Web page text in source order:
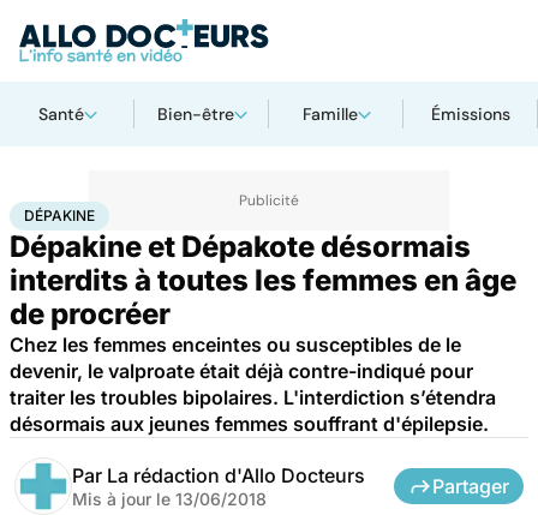
Santé Bien-être Famille Émissions
AccueilSanté
DÉPAKINE
Dépakine et Dépakote désormais
interdits à toutes les femmes en âge
de procréer
Chez les femmes enceintes ou susceptibles de le
devenir, le valproate était déjà contre-indiqué pour
traiter les troubles bipolaires. L'interdiction s’étendra
désormais aux jeunes femmes souffrant d'épilepsie.
Par La rédaction d'Allo Docteurs
Mis à jour le 13/06/2018
Partager